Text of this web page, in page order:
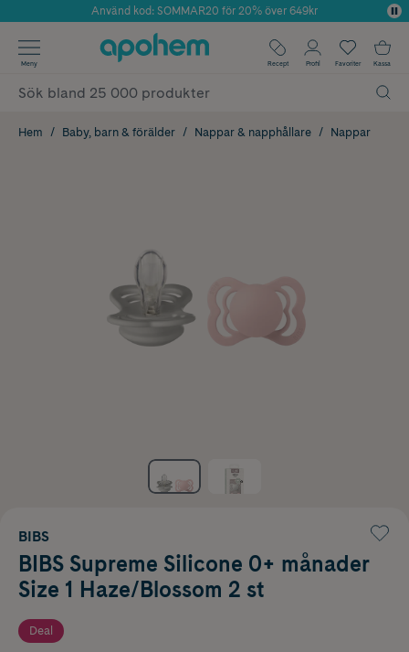
Årets Butik 2025 inom Skönhet
Använd kod: SOMMAR20 för 20% över 649kr
✓ Fri frakt
✓ Poäng på alla köp*
Meny Recept Profil Favoriter Kassa
Hem Baby, barn & förälder Nappar & napphållare Nappar
BIBS
BIBS Supreme Silicone 0+ månader
Size 1 Haze/Blossom 2 st
Deal